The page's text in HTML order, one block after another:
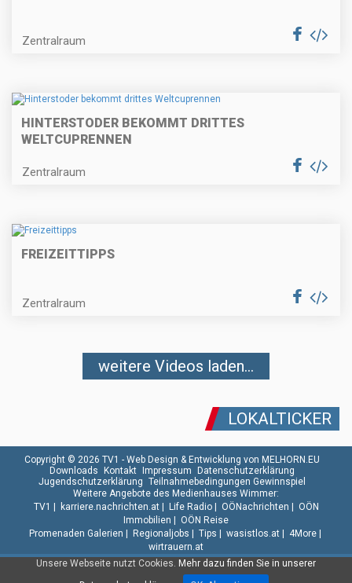
Zentralraum
HINTERSTODER BEKOMMT DRITTES
WELTCUPRENNEN
Zentralraum
FREIZEITTIPPS
Zentralraum
weitere Videos laden...
LOKALTICKER
Unsere Webseite nutzt Cookies. Mehr dazu finden Sie in unserer
Copyright © 2026 TV1 - Web Design & Entwicklung von MELHORN.EU
Downloads
Kontakt Impressum
Datenschutzerklärung
Jugendschutzerklärung Teilnahmebedingungen Gewinnspiel
Weitere Angebote des Medienhauses Wimmer:
TV1
karriere.nachrichten.at| Life Radio| OÖNachrichten
OÖN
Immobilien
OÖN Reise
Promenaden Galerien
Regionaljobs Tips wasistlos.at| 4More|
wirtrauern.at